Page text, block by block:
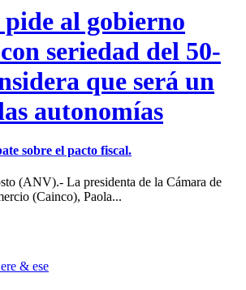
al gobierno
seriedad del 50-
que será un
autonomías
sobre el pacto fiscal.
(ANV).- La presidenta de la Cámara de
(Cainco), Paola...
& ese